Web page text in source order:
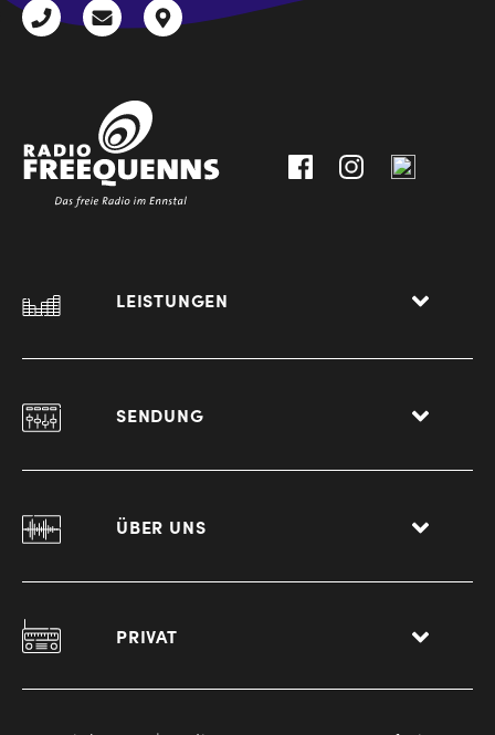
+43
radio@freequenns.at
Kulturhausstraße
LEISTUNGEN
SENDUNG
ÜBER UNS
PRIVAT